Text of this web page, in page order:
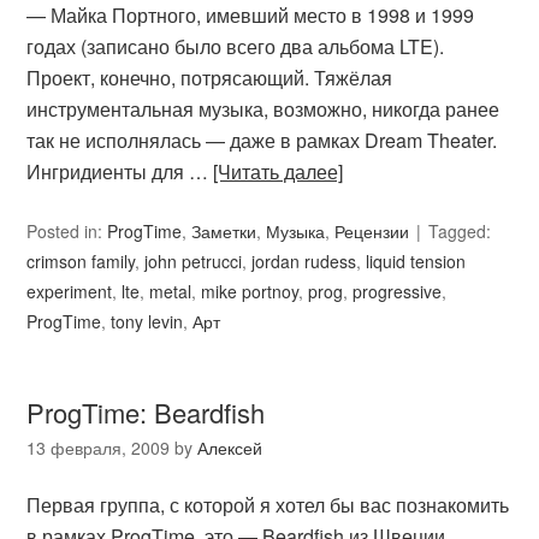
— Майка Портного, имевший место в 1998 и 1999
годах (записано было всего два альбома LTE).
Проект, конечно, потрясающий. Тяжёлая
инструментальная музыка, возможно, никогда ранее
так не исполнялась — даже в рамках Dream Theater.
Ингридиенты для … [Читать далее]
Posted in: ProgTime,Заметки, Музыка, Рецензии
Tagged:
crimson family,john petrucci,jordan rudess, liquid tension
experiment, lte, metal, mike portnoy,prog,progressive,
ProgTime,tony levin,Арт
ProgTime: Beardfish
13 февраля, 2009 byАлексей
Первая группа, с которой я хотел бы вас познакомить